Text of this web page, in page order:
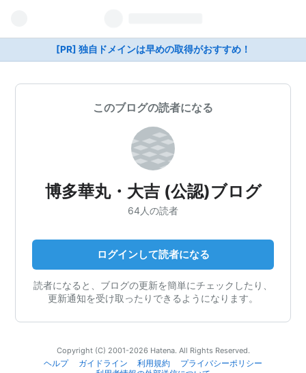
[PR] 独自ドメインは早めの取得がおすすめ！
このブログの読者になる
博多華丸・大吉 (公認)ブログ
64人の読者
ログインして読者になる
読者になると、ブログの更新を簡単にチェックしたり、
更新通知を受け取ったりできるようになります。
Copyright (C) 2001-2026 Hatena. All Rights Reserved.
ヘルプ
ガイドライン 利用規約
プライバシーポリシー